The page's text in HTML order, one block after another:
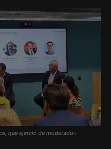
que ejerció de moderador.